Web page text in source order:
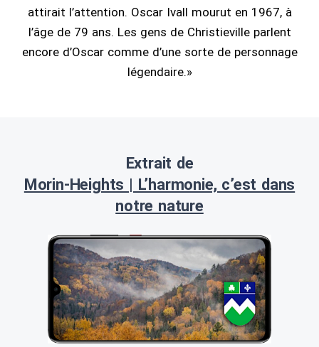
attirait l’attention. Oscar Ivall mourut en 1967, à
l’âge de 79 ans. Les gens de Christieville parlent
encore d’Oscar comme d’une sorte de personnage
légendaire.»
Extrait de
Morin-Heights | L’harmonie, c’est dans
notre nature